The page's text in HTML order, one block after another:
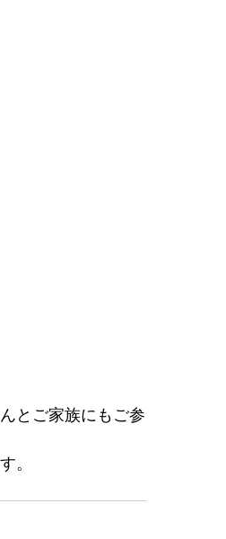
とご家族にもご参
。